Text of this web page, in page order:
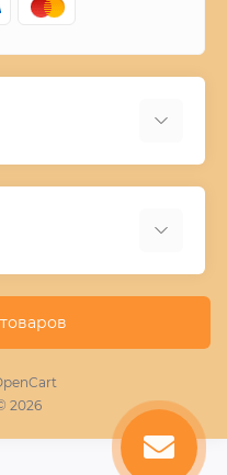
высота 220 cм
2026